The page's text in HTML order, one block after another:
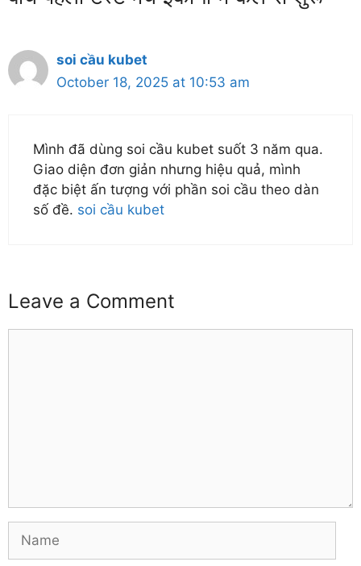
soi cầu kubet
October 18, 2025 at 10:53 am
Mình đã dùng soi cầu kubet suốt 3 năm qua.
Giao diện đơn giản nhưng hiệu quả, mình
đặc biệt ấn tượng với phần soi cầu theo dàn
số đề. soi cầu kubet
Leave a Comment